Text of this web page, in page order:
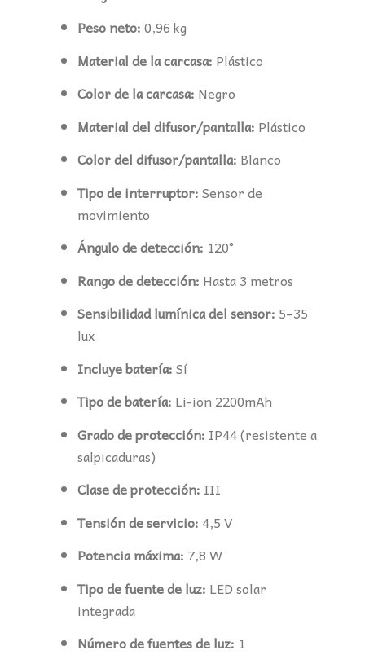
Peso neto:0,96 kg
Material de la carcasa: Plástico
Color de la carcasa: Negro
Material del difusor/pantalla: Plástico
Color del difusor/pantalla: Blanco
Tipo de interruptor:Sensor de
movimiento
Ángulo de detección: 120°
Rango de detección: Hasta 3 metros
Sensibilidad lumínica del sensor: 5–35
lux
Incluye batería:Sí
Tipo de batería: Li-ion 2200mAh
Grado de protección: IP44 (resistente a
salpicaduras)
Clase de protección: III
Tensión de servicio: 4,5 V
Potencia máxima: 7,8 W
Tipo de fuente de luz: LED solar
integrada
Número de fuentes de luz: 1